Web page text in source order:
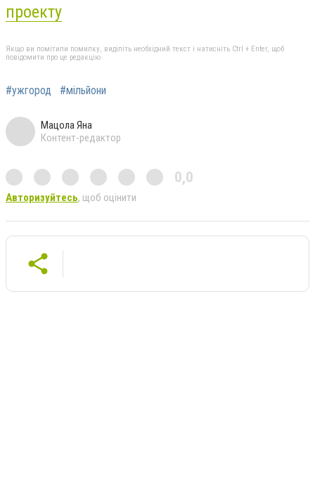
проекту
Якщо ви помітили помилку, виділіть необхідний текст і натисніть Ctrl + Enter, щоб
повідомити про це редакцію
#ужгород #мільйони
Мацола Яна
Контент-редактор
0,0
Авторизуйтесь, щоб оцінити